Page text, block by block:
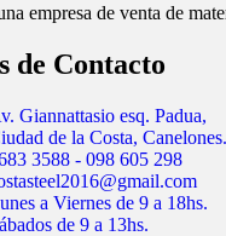
empresa de venta de
de Contacto
Giannattasio esq. Padua,
de la Costa, Canelones.
3588 - 098 605 298
a Viernes de 9 a 18hs.
de 9 a 13hs.